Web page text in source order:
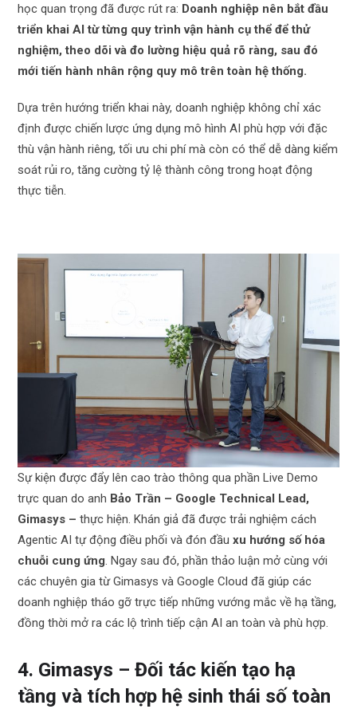
học quan trọng đã được rút ra: Doanh nghiệp nên bắt đầu
triển khai AI từ từng quy trình vận hành cụ thể để thử
nghiệm, theo dõi và đo lường hiệu quả rõ ràng, sau đó
mới tiến hành nhân rộng quy mô trên toàn hệ thống.
Dựa trên hướng triển khai này, doanh nghiệp không chỉ xác
định được chiến lược ứng dụng mô hình AI phù hợp với đặc
thù vận hành riêng, tối ưu chi phí mà còn có thể dễ dàng kiểm
soát rủi ro, tăng cường tỷ lệ thành công trong hoạt động
thực tiễn.
Sự kiện được đẩy lên cao trào thông qua phần Live Demo
trực quan do anh Bảo Trần – Google Technical Lead,
Gimasys –thực hiện. Khán giả đã được trải nghiệm cách
Agentic AI tự động điều phối và đón đầuxu hướng số hóa
chuỗi cung ứng. Ngay sau đó, phần thảo luận mở cùng với
các chuyên gia từ Gimasys và Google Cloud đã giúp các
doanh nghiệp tháo gỡ trực tiếp những vướng mắc về hạ tầng,
đồng thời mở ra các lộ trình tiếp cận AI an toàn và phù hợp.
4. Gimasys – Đối tác kiến tạo hạ
tầng và tích hợp hệ sinh thái số toàn